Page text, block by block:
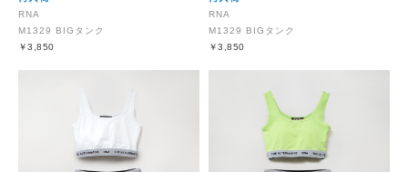
RNA
M1329 BIGタンク
￥3,850
RNA
M1329 BIGタンク
￥3,850